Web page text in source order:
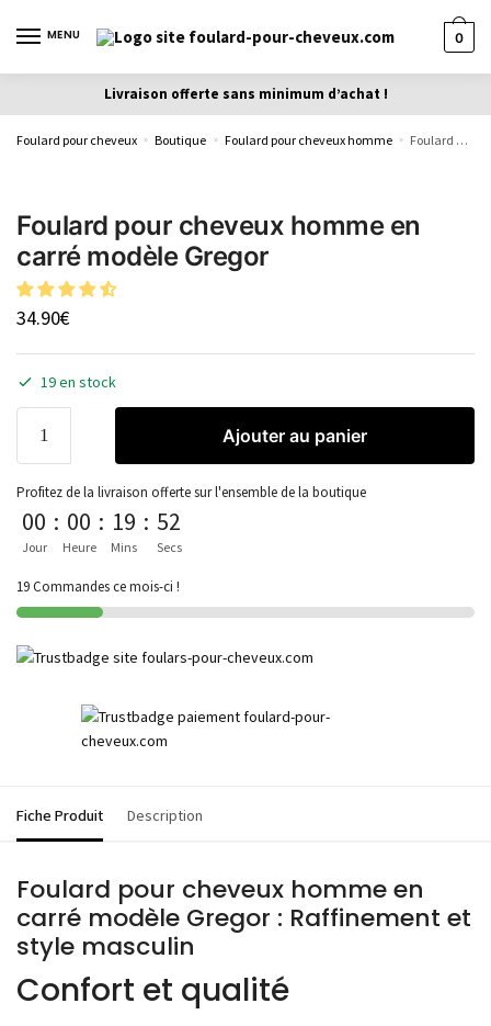
MENU 0
Livraison offerte sans minimum d’achat !
Foulard pour cheveux » Boutique » Foulard pour cheveux homme » Foulard pour cheveux homme en carré modèle Gregor
Foulard pour cheveux homme en
carré modèle Gregor
34.90€
19 en stock
Ajouter au panier
Profitez de la livraison offerte sur l'ensemble de la boutique
00
Jour
: 00
Heure
: 19
Mins
: 52
Secs
19 Commandes ce mois-ci !
Fiche Produit Description
Foulard pour cheveux homme en
carré modèle Gregor : Raffinement et
style masculin
Confort et qualité